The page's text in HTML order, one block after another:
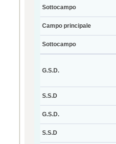
Sottocampo
Campo principale
Sottocampo
G.S.D.
S.S.D
G.S.D.
S.S.D